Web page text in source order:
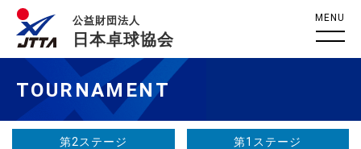
公益財団法人
日本卓球協会
MENU
TOURNAMENT
第2ステージ
第1ステージ